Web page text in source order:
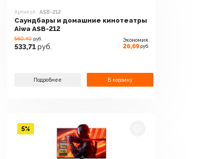
Артикул: ASB-212
Саундбары и домашние кинотеатры
Aiwa ASB-212
560.40 руб.
533,71 руб.
Экономия
26,69 руб.
Подробнее В корзину
5%